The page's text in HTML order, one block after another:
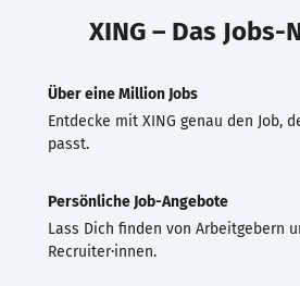
XING – Das
Über eine Million Jobs
Entdecke mit XING genau den Job,
passt.
Persönliche Job-Angebote
Lass Dich finden von Arbeitgebern
Recruiter·innen.